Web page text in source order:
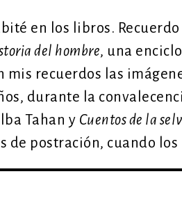
en los libros.
del hombre, una
mis recuerdos las
durante la
Tahan y Cuentos de la
de postración, cuando